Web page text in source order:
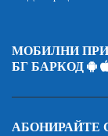
МОБИЛНИ
БГ БАРКОД
АБОНИРАЙТЕ